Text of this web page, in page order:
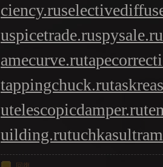
ciency.ru
uspicetrade.ruspysale.ru
amecurve.ru
tappingchuck.ru
utelescopicdamper.ru
uilding.rutuchkas